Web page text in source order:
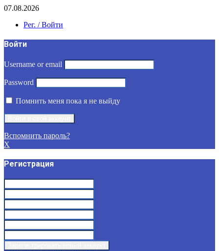
07.08.2026
Рег. / Войти
Войти
Username or email
Password
Помнить меня пока я не выйду
Вспомнить пароль?
X
Регистрация